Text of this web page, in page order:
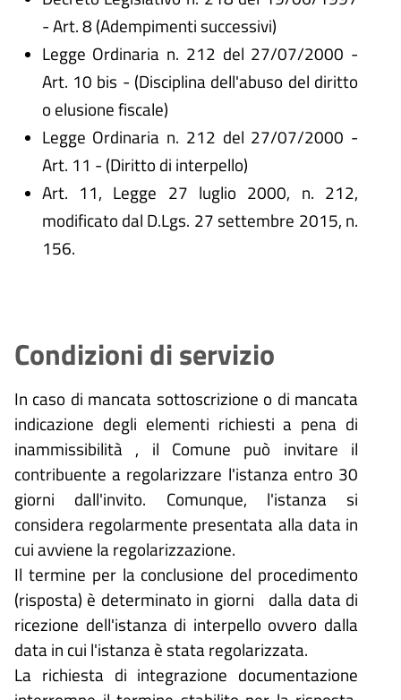
- Art. 8 (Adempimenti successivi)
Legge Ordinaria n. 212 del 27/07/2000 -
Art. 10 bis - (Disciplina dell'abuso del diritto
o elusione fiscale)
Legge Ordinaria n. 212 del 27/07/2000 -
Art. 11 - (Diritto di interpello)
Art. 11, Legge 27 luglio 2000, n. 212,
modificato dal D.Lgs. 27 settembre 2015, n.
156.
Condizioni di servizio
In caso di mancata sottoscrizione o di mancata
indicazione degli elementi richiesti a pena di
inammissibilità , il Comune può invitare il
contribuente a regolarizzare l'istanza entro 30
giorni dall'invito. Comunque, l'istanza si
considera regolarmente presentata alla data in
cui avviene la regolarizzazione.
Il termine per la conclusione del procedimento
(risposta) è determinato in giorni dalla data di
ricezione dell'istanza di interpello ovvero dalla
data in cui l'istanza è stata regolarizzata.
La richiesta di integrazione documentazione